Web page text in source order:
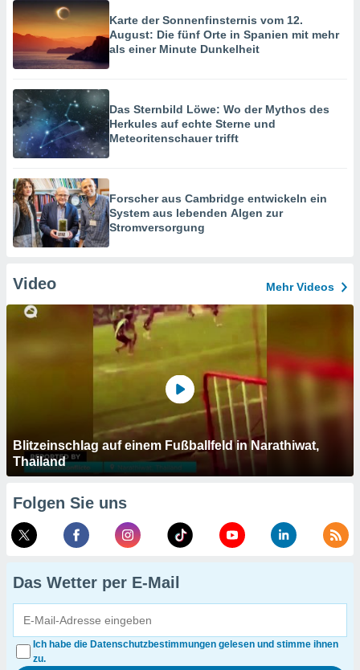
Karte der Sonnenfinsternis vom 12.
August: Die fünf Orte in Spanien mit mehr
als einer Minute Dunkelheit
Das Sternbild Löwe: Wo der Mythos des
Herkules auf echte Sterne und
Meteoritenschauer trifft
Forscher aus Cambridge entwickeln ein
System aus lebenden Algen zur
Stromversorgung
Video Mehr Videos
Blitzeinschlag auf einem Fußballfeld in Narathiwat,
Thailand
Folgen Sie uns
Das Wetter per E-Mail
Ich habe die Datenschutzbestimmungen gelesen und stimme ihnen
zu.